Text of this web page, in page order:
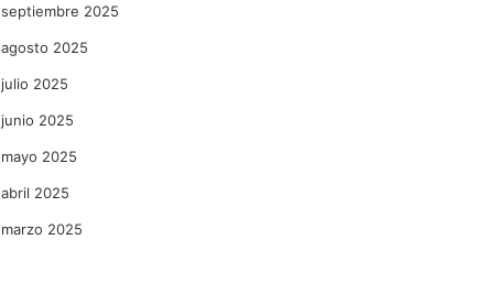
septiembre 2025
agosto 2025
julio 2025
junio 2025
mayo 2025
abril 2025
marzo 2025